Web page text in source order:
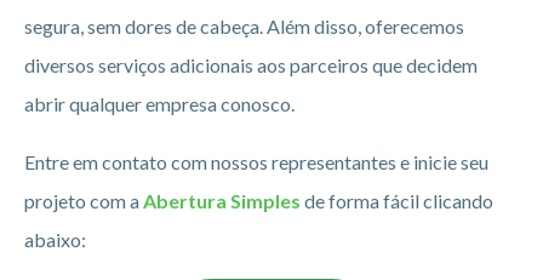
segura, sem dores de cabeça. Além disso, oferecemos
diversos serviços adicionais aos parceiros que decidem
abrir qualquer empresa conosco.
Entre em contato com nossos representantes e inicie seu
projeto com a Abertura Simples de forma fácil clicando
abaixo: